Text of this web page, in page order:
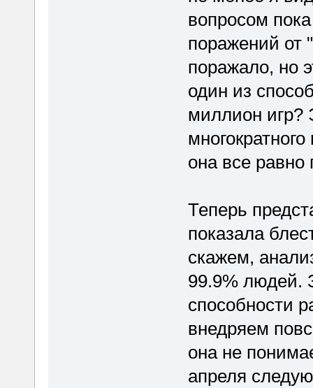
вопросом
поражений от
поражало, но
один из
миллион игр?
она все равно
Теперь
показала
скажем,
99.9% людей.
способности
внедряем
она не
апреля